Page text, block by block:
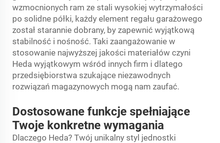
wzmocnionych ram ze stali wysokiej wytrzymałości
po solidne półki, każdy element regału garażowego
został starannie dobrany, by zapewnić wyjątkową
stabilność i nośność. Taki zaangażowanie w
stosowanie najwyższej jakości materiałów czyni
Heda wyjątkowym wśród innych firm i dlatego
przedsiębiorstwa szukające niezawodnych
rozwiązań magazynowych mogą nam zaufać.
Dostosowane funkcje spełniające
Twoje konkretne wymagania
Dlaczego Heda? Twój unikalny styl jednostki